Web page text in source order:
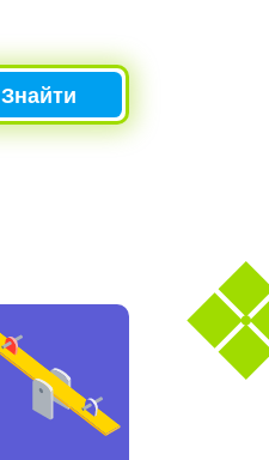
Знайти